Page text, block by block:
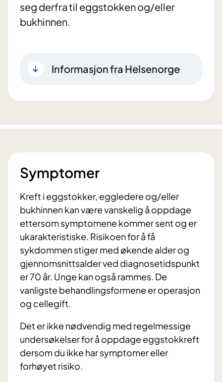
seg derfra til eggstokken og/eller
bukhinnen.
Informasjon fra Helsenorge
Symptomer
Kreft i eggstokker, eggledere og/eller
bukhinnen kan være vanskelig å oppdage
ettersom symptomene kommer sent og er
ukarakteristiske. Risikoen for å få
sykdommen stiger med økende alder og
gjennomsnittsalder ved diagnosetidspunkt
er 70 år. Unge kan også rammes. De
vanligste behandlingsformene er operasjon
og cellegift.
Det er ikke nødvendig med regelmessige
undersøkelser for å oppdage eggstokkreft
dersom du ikke har symptomer eller
forhøyet risiko.